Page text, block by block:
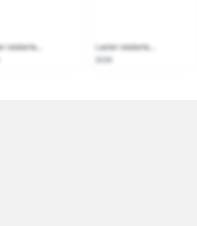
relaterte... Laster relaterte...